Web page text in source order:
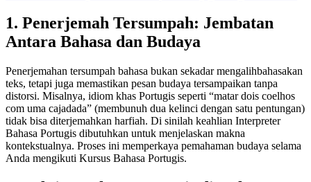
1. Penerjemah Tersumpah: Jembatan
Antara Bahasa dan Budaya
Penerjemahan tersumpah bahasa bukan sekadar mengalihbahasakan
teks, tetapi juga memastikan pesan budaya tersampaikan tanpa
distorsi. Misalnya, idiom khas Portugis seperti “matar dois coelhos
com uma cajadada” (membunuh dua kelinci dengan satu pentungan)
tidak bisa diterjemahkan harfiah. Di sinilah keahlian Interpreter
Bahasa Portugis dibutuhkan untuk menjelaskan makna
kontekstualnya. Proses ini memperkaya pemahaman budaya selama
Anda mengikuti Kursus Bahasa Portugis.